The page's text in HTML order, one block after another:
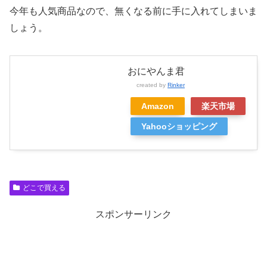
今年も人気商品なので、無くなる前に手に入れてしまいま
しょう。
おにやんま君
created by Rinker
Amazon 楽天市場
Yahooショッピング
どこで買える
スポンサーリンク